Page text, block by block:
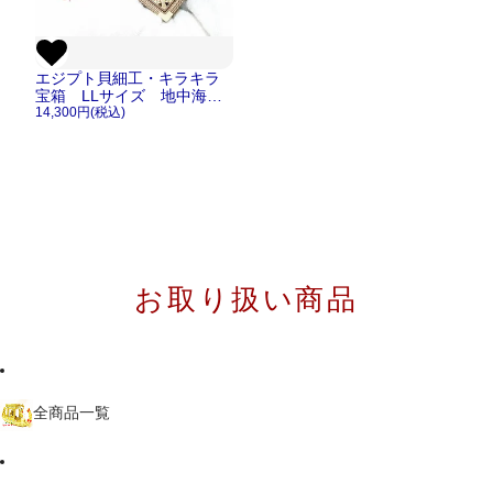
エジプト貝細工・キラキラ
宝箱 LLサイズ 地中海貝
花【宅急便のみ】
14,300円(税込)
お取り扱い商品
全商品一覧